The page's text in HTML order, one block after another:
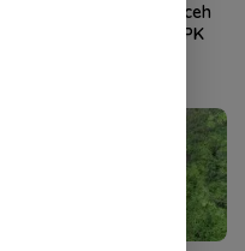
Kunjungan Wisman ke Aceh
Turun pada Juni 2026, TPK